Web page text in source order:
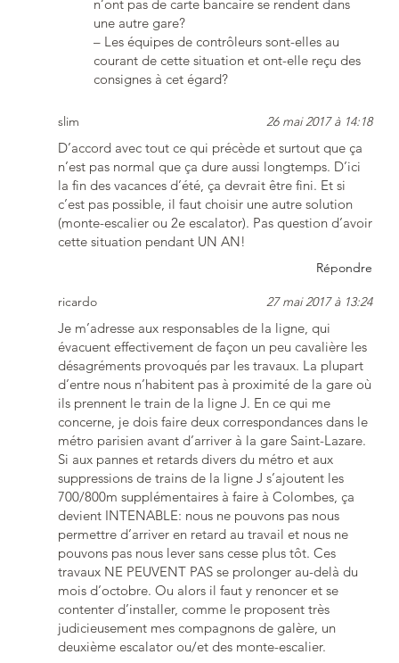
n’ont pas de carte bancaire se rendent dans
une autre gare?
– Les équipes de contrôleurs sont-elles au
courant de cette situation et ont-elle reçu des
consignes à cet égard?
slim 26 mai 2017 à 14:18
D’accord avec tout ce qui précède et surtout que ça
n’est pas normal que ça dure aussi longtemps. D’ici
la fin des vacances d’été, ça devrait être fini. Et si
c’est pas possible, il faut choisir une autre solution
(monte-escalier ou 2e escalator). Pas question d’avoir
cette situation pendant UN AN!
Répondre
ricardo 27 mai 2017 à 13:24
Je m’adresse aux responsables de la ligne, qui
évacuent effectivement de façon un peu cavalière les
désagréments provoqués par les travaux. La plupart
d’entre nous n’habitent pas à proximité de la gare où
ils prennent le train de la ligne J. En ce qui me
concerne, je dois faire deux correspondances dans le
métro parisien avant d’arriver à la gare Saint-Lazare.
Si aux pannes et retards divers du métro et aux
suppressions de trains de la ligne J s’ajoutent les
700/800m supplémentaires à faire à Colombes, ça
devient INTENABLE: nous ne pouvons pas nous
permettre d’arriver en retard au travail et nous ne
pouvons pas nous lever sans cesse plus tôt. Ces
travaux NE PEUVENT PAS se prolonger au-delà du
mois d’octobre. Ou alors il faut y renoncer et se
contenter d’installer, comme le proposent très
judicieusement mes compagnons de galère, un
deuxième escalator ou/et des monte-escalier.